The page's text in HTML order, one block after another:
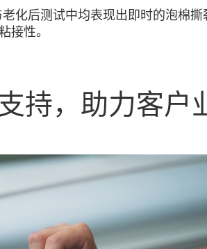
化后测试中均表现出即时的泡棉
接性。
持，助力客户